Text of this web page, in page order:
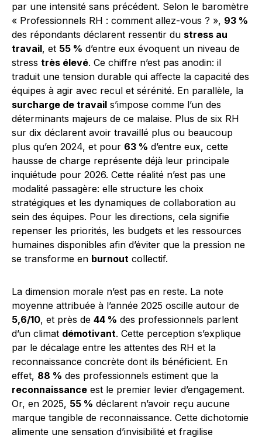
par une intensité sans précédent. Selon le baromètre
« Professionnels RH : comment allez-vous ? », 93 %
des répondants déclarent ressentir du stress au
travail, et 55 % d’entre eux évoquent un niveau de
stress très élevé. Ce chiffre n’est pas anodin: il
traduit une tension durable qui affecte la capacité des
équipes à agir avec recul et sérénité. En parallèle, la
surcharge de travail s’impose comme l’un des
déterminants majeurs de ce malaise. Plus de six RH
sur dix déclarent avoir travaillé plus ou beaucoup
plus qu’en 2024, et pour 63 % d’entre eux, cette
hausse de charge représente déjà leur principale
inquiétude pour 2026. Cette réalité n’est pas une
modalité passagère: elle structure les choix
stratégiques et les dynamiques de collaboration au
sein des équipes. Pour les directions, cela signifie
repenser les priorités, les budgets et les ressources
humaines disponibles afin d’éviter que la pression ne
se transforme en burnout collectif.
La dimension morale n’est pas en reste. La note
moyenne attribuée à l’année 2025 oscille autour de
5,6/10, et près de 44 % des professionnels parlent
d’un climat démotivant. Cette perception s’explique
par le décalage entre les attentes des RH et la
reconnaissance concrète dont ils bénéficient. En
effet, 88 % des professionnels estiment que la
reconnaissance est le premier levier d’engagement.
Or, en 2025, 55 % déclarent n’avoir reçu aucune
marque tangible de reconnaissance. Cette dichotomie
alimente une sensation d’invisibilité et fragilise